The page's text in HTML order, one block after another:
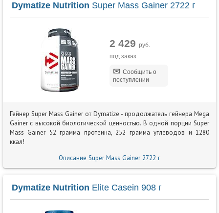
Dymatize Nutrition Super Mass Gainer 2722 г
2 429 руб.
под заказ
Сообщить о
поступлении
Гейнер Super Mass Gainer от Dymatize - продолжатель гейнера Mega
Gainer с высокой биологической ценностью. В одной порции Super
Mass Gainer 52 грамма протеина, 252 грамма углеводов и 1280
ккал!
Описание Super Mass Gainer 2722 г
Dymatize Nutrition Elite Casein 908 г